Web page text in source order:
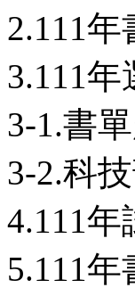
2.111
3.111年
3-1.書
3-2.科
4.111
5.111